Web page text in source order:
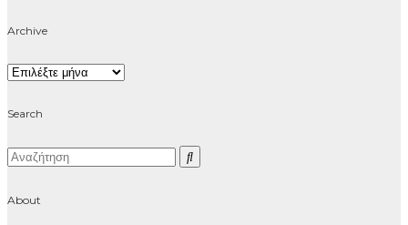
Archive
Archive
Search
About